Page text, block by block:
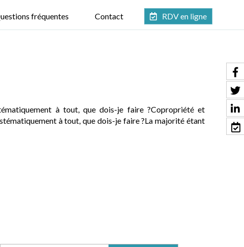
fréquentes Contact RDV en ligne
à tout, que dois-je faire ?Copropriété et
à tout, que dois-je faire ?La majorité étant